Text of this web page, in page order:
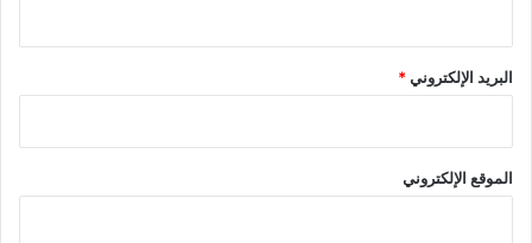
البريد الإلكتروني*
الموقع الإلكتروني